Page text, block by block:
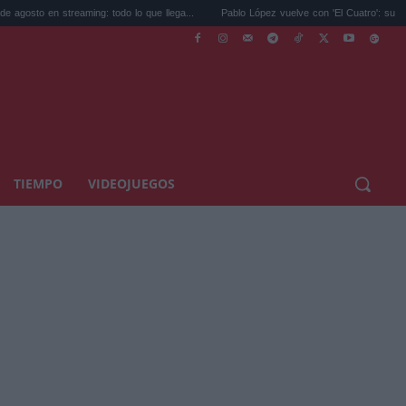
todo lo que llega... Pablo López vuelve con 'El Cuatro': su nuevo disco...
TIEMPO VIDEOJUEGOS